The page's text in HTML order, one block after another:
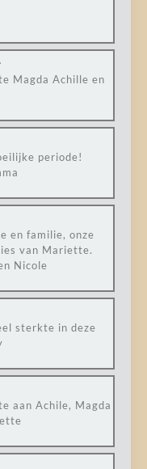
Magda Achille en
periode!
en familie, onze
van Mariette.
Nicole
sterkte in deze
aan Achile, Magda